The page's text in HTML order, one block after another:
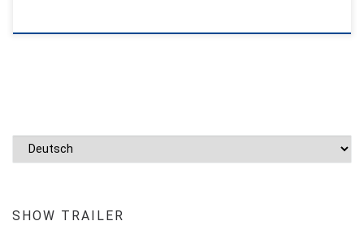
SHOW TRAILER